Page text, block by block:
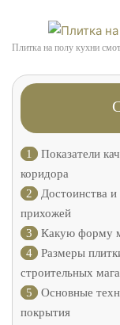
Плитка на полу кухни
1
Показатели
коридора
2
Достоинства и
прихожей
3
Какую форму
4
Размеры
строительных
5
Основные
покрытия